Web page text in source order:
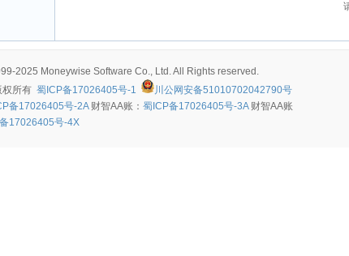
2025 Moneywise Software Co., Ltd. All Rights reserved.
权所有 蜀ICP备17026405号-1
川公网安备51010702042790号
备17026405号-2A财智AA账： 蜀ICP备17026405号-3A财智AA账
17026405号-4X